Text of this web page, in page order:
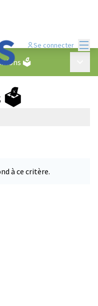
Se connecter
🗳️
🗳️
à ce critère.